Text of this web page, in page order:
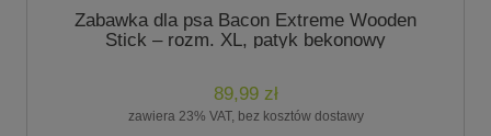
Zabawka dla psa Bacon Extreme Wooden
Stick – rozm. XL, patyk bekonowy
89,99 zł
zawiera 23% VAT, bez kosztów dostawy